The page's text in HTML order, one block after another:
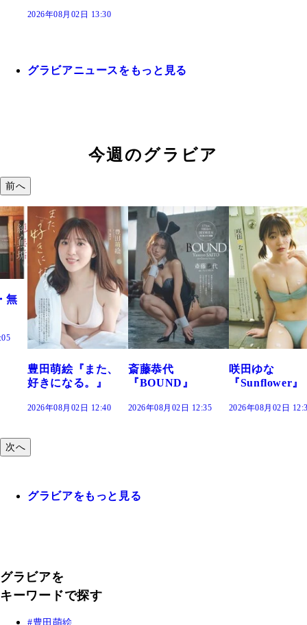
2026年08月02日 13:30
グラビアニュースをもっと見る
今週のグラビア
前へ
斎藤恭代
『BOUND』
2026年08月02日 12:35
咲田ゆな
『Sunflower』
2026年08月02日 12:30
藤水咲桜『花
だまり』
2026年08月02日
次へ
グラビアをもっと見る
グラビアを
キーワードで探す
豊田萌絵